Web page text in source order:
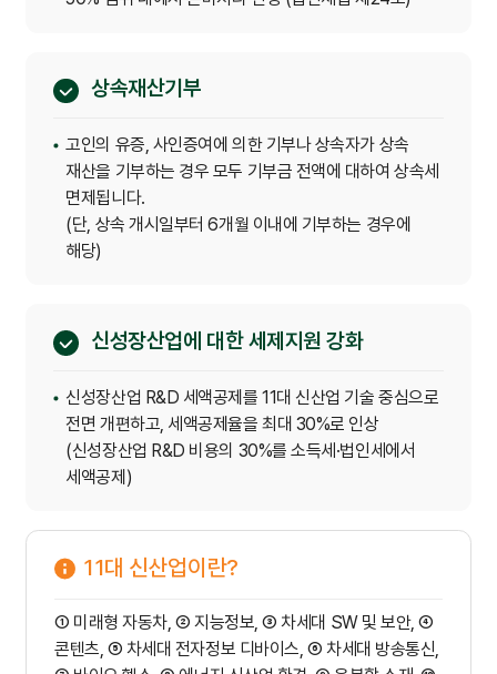
상속재산기부
고인의 유증, 사인증여에 의한 기부나 상속자가 상속
재산을 기부하는 경우 모두 기부금 전액에 대하여 상속세
면제됩니다.
(단, 상속 개시일부터 6개월 이내에 기부하는 경우에
해당)
신성장산업에 대한 세제지원 강화
신성장산업 R&D 세액공제를 11대 신산업 기술 중심으로
전면 개편하고, 세액공제율을 최대 30%로 인상
(신성장산업 R&D 비용의 30%를 소득세·법인세에서
세액공제)
11대 신산업이란?
① 미래형 자동차, ② 지능정보, ③ 차세대 SW 및 보안, ④
콘텐츠, ⑤ 차세대 전자정보 디바이스, ⑥ 차세대 방송통신,